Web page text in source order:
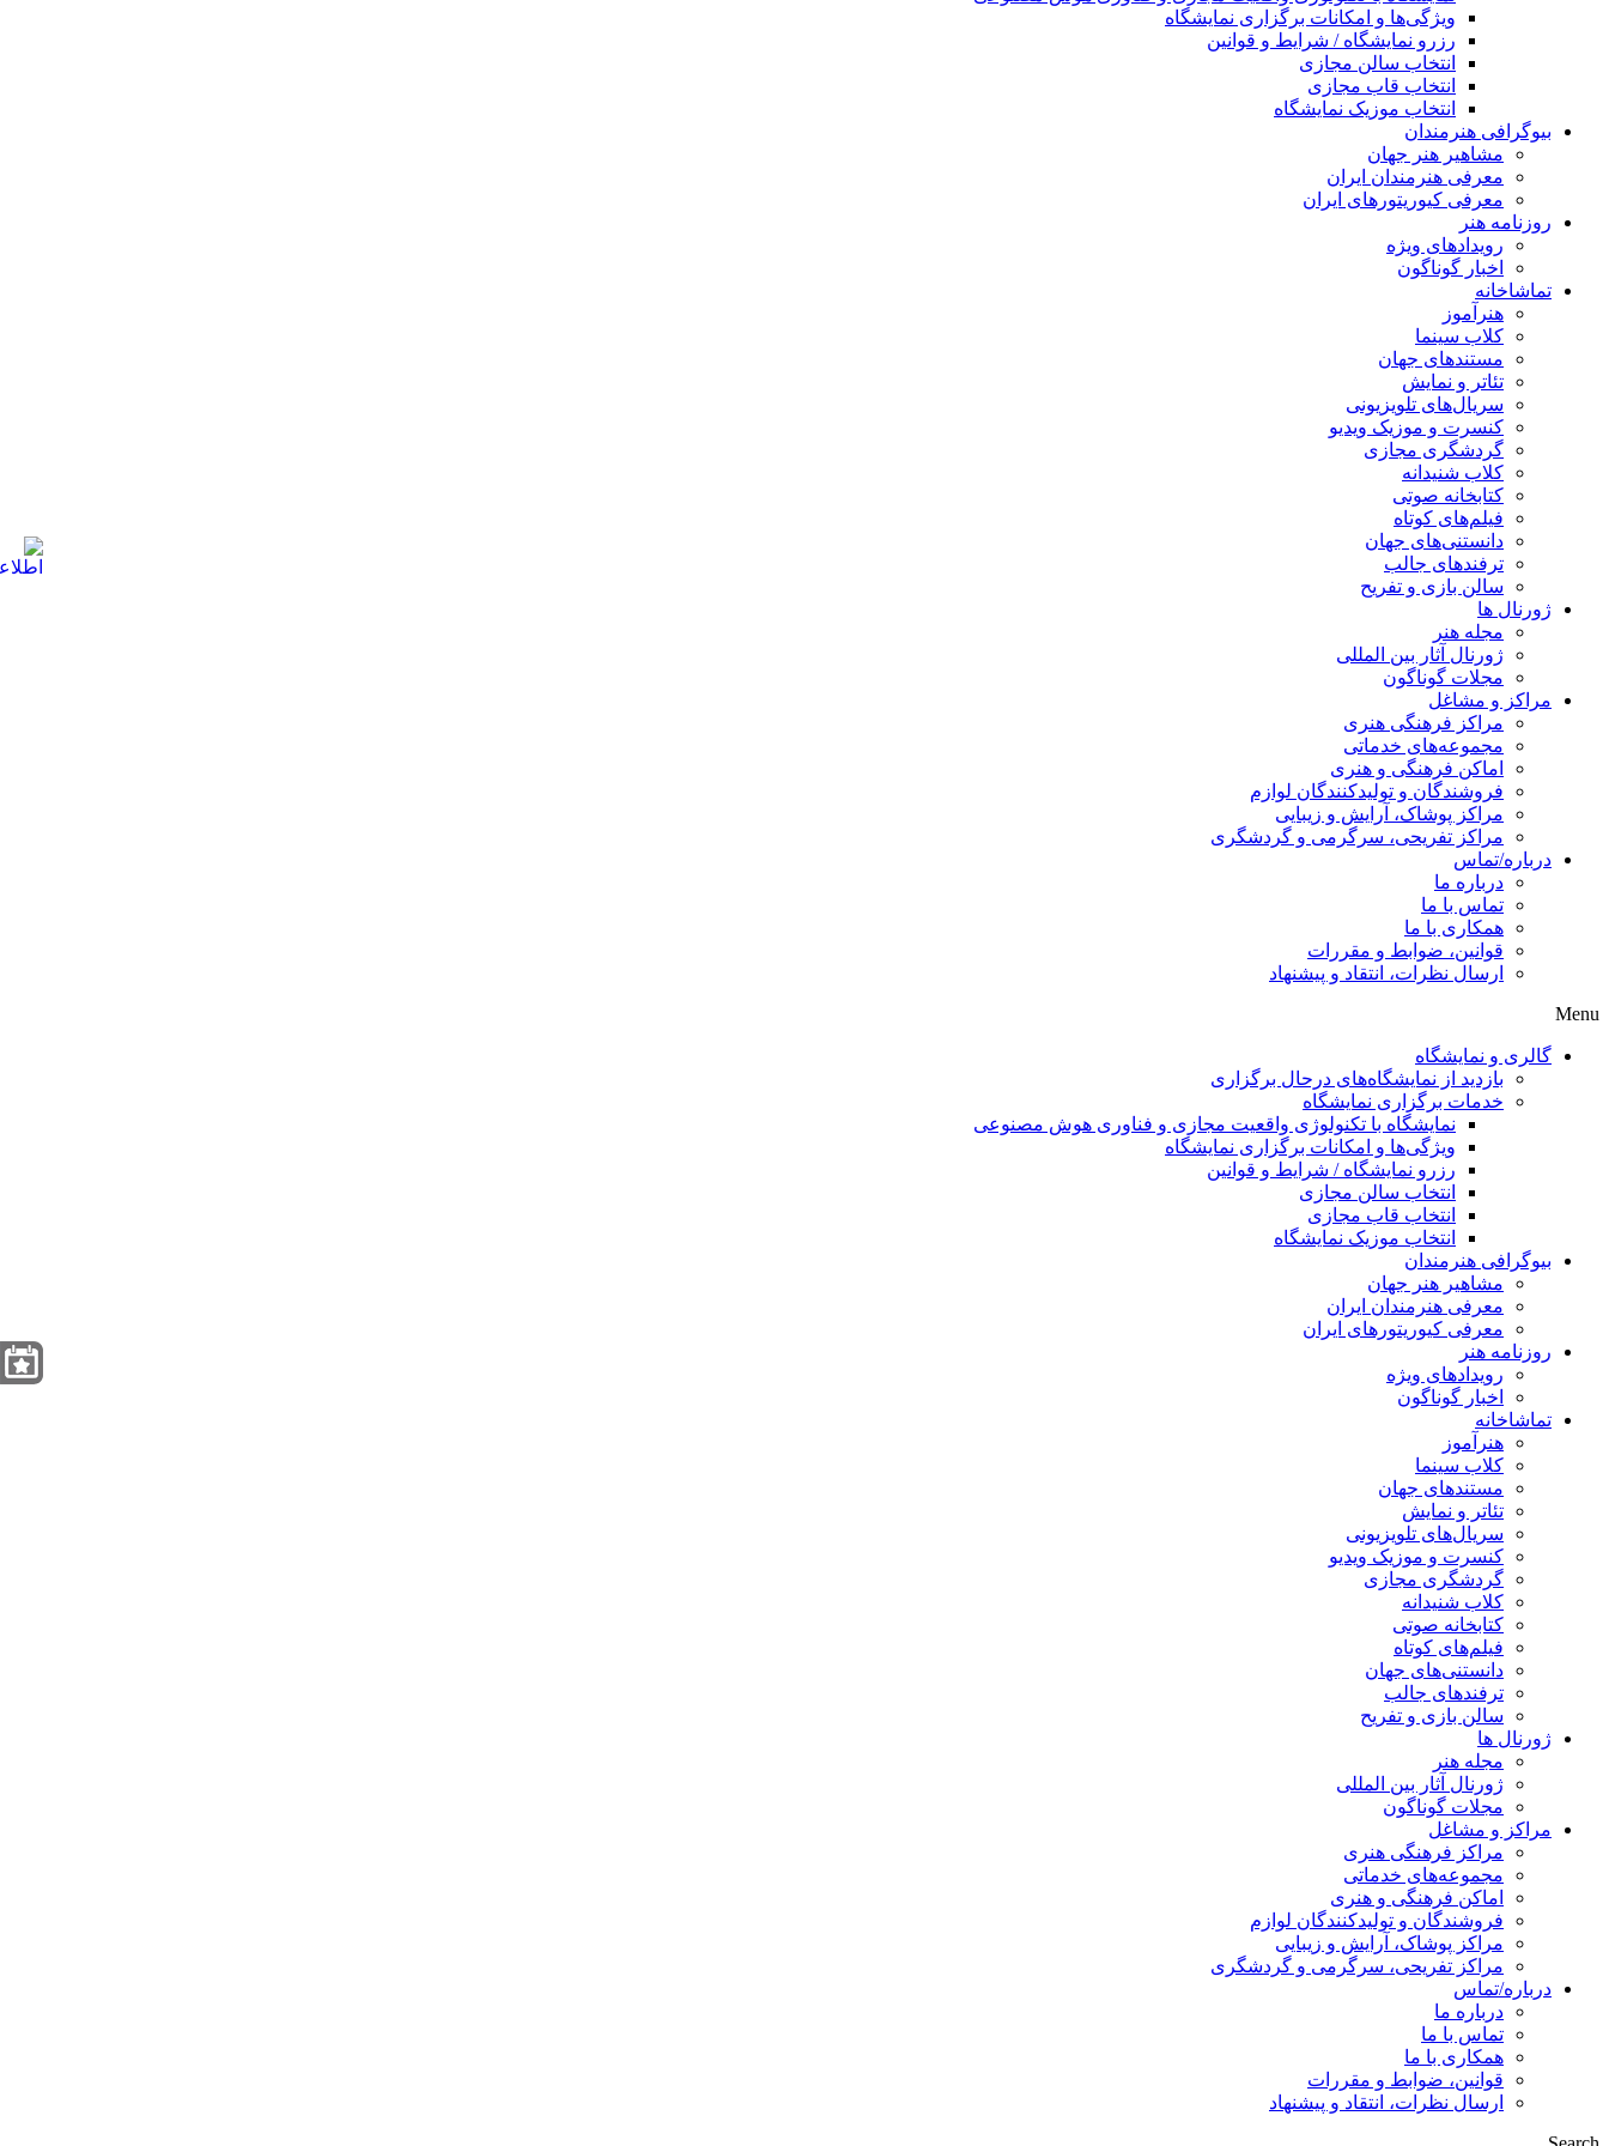
ویژگی‌ها و امکانات برگزاری نمایشگاه
رزرو نمایشگاه / شرایط و قوانین
انتخاب سالن مجازی
انتخاب قاب مجازی
انتخاب موزیک نمایشگاه
بیوگرافی هنرمندان
مشاهیر هنر جهان
معرفی هنرمندان ایران
معرفی کیوریتورهای ایران
روزنامه هنر
رویدادهای ویژه
اخبار گوناگون
تماشاخانه
هنرآموز
کلاب سینما
مستندهای جهان
تئاتر و نمایش
سریال‌های تلویزیونی
کنسرت و موزیک ویدیو
گردشگری مجازی
کلاب شنیدانه
کتابخانه صوتی
فیلم‌های کوتاه
دانستنی‌های جهان
ترفندهای جالب
سالن بازی و تفریح
ژورنال ها
مجله هنر
ژورنال آثار بین المللی
مجلات گوناگون
مراکز و مشاغل
مراکز فرهنگی هنری
مجموعه‌های خدماتی
اماکن فرهنگی و هنری
فروشندگان و تولیدکنندگان لوازم
مراکز پوشاک، آرایش و زیبایی
مراکز تفریحی، سرگرمی و گردشگری
درباره/تماس
درباره ما
تماس با ما
همکاری با ما
قوانین، ضوابط و مقررات
ارسال نظرات، انتقاد و پیشنهاد
Menu
گالری و نمایشگاه
بازدید از نمایشگاه‌های درحال برگزاری
خدمات برگزاری نمایشگاه
نمایشگاه با تکنولوژی واقعیت مجازی و فناوری هوش مصنوعی
ویژگی‌ها و امکانات برگزاری نمایشگاه
رزرو نمایشگاه / شرایط و قوانین
انتخاب سالن مجازی
انتخاب قاب مجازی
انتخاب موزیک نمایشگاه
بیوگرافی هنرمندان
مشاهیر هنر جهان
معرفی هنرمندان ایران
معرفی کیوریتورهای ایران
روزنامه هنر
رویدادهای ویژه
اخبار گوناگون
تماشاخانه
هنرآموز
کلاب سینما
مستندهای جهان
تئاتر و نمایش
سریال‌های تلویزیونی
کنسرت و موزیک ویدیو
گردشگری مجازی
کلاب شنیدانه
کتابخانه صوتی
فیلم‌های کوتاه
دانستنی‌های جهان
ترفندهای جالب
سالن بازی و تفریح
ژورنال ها
مجله هنر
ژورنال آثار بین المللی
مجلات گوناگون
مراکز و مشاغل
مراکز فرهنگی هنری
مجموعه‌های خدماتی
اماکن فرهنگی و هنری
فروشندگان و تولیدکنندگان لوازم
مراکز پوشاک، آرایش و زیبایی
مراکز تفریحی، سرگرمی و گردشگری
درباره/تماس
درباره ما
تماس با ما
همکاری با ما
قوانین، ضوابط و مقررات
ارسال نظرات، انتقاد و پیشنهاد